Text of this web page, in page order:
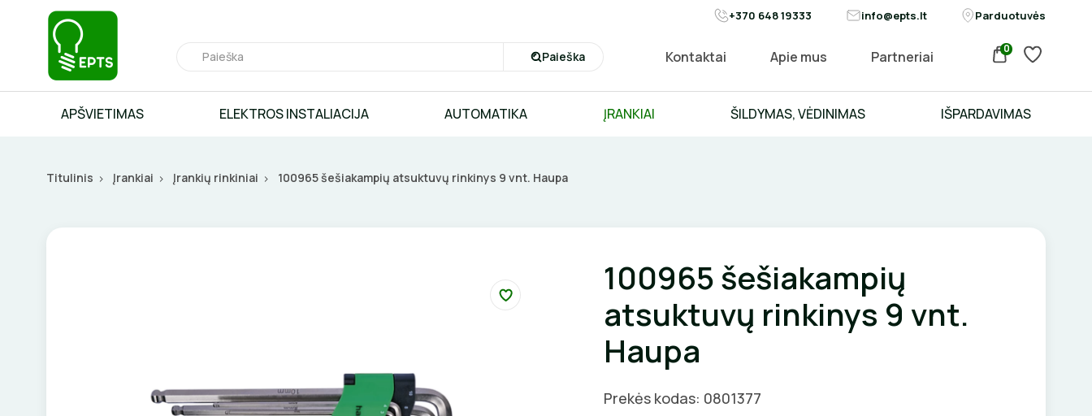
+370 648 19333 info@epts.lt Parduotuvės
Paieška Kontaktai Apie mus Partneriai 0
APŠVIETIMAS ELEKTROS INSTALIACIJA AUTOMATIKA ĮRANKIAI ŠILDYMAS, VĖDINIMAS IŠPARDAVIMAS
Titulinis Įrankiai Įrankių rinkiniai 100965 šešiakampių atsuktuvų rinkinys 9 vnt. Haupa
100965 šešiakampių
atsuktuvų rinkinys 9 vnt.
Haupa
Prekės kodas: 0801377